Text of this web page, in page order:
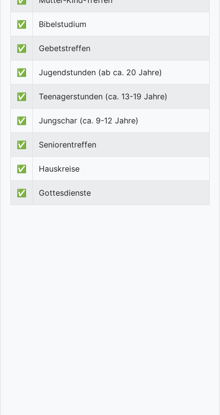
✅ Bibelstudium
✅ Gebetstreffen
✅ Jugendstunden (ab ca. 20 Jahre)
✅ Teenagerstunden (ca. 13-19 Jahre)
✅ Jungschar (ca. 9-12 Jahre)
✅ Seniorentreffen
✅ Hauskreise
✅ Gottesdienste